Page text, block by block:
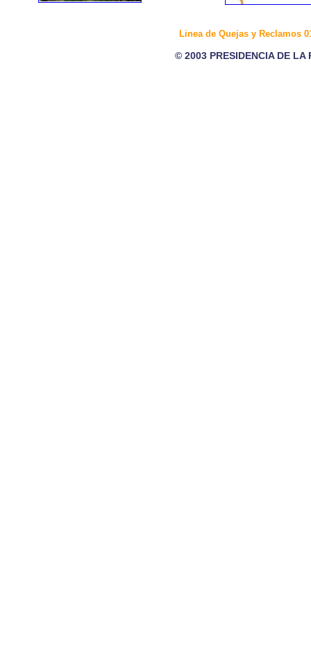
Linea de Quejas y Reclamos
© 2003 PRESIDENCIA DE LA